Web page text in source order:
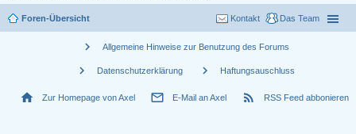
Foren-Übersicht Das Team
Kontakt
chevron_right Allgemeine Hinweise zur Benutzung des Forums
chevron_right Datenschutzerklärung chevron_right Haftungsauschluss
home Zur Homepage von Axel mail_outline E-Mail an Axel rss_feed RSS Feed abbonieren